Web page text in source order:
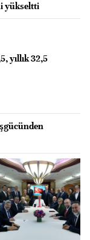
yükseltti
yıllık 32,5